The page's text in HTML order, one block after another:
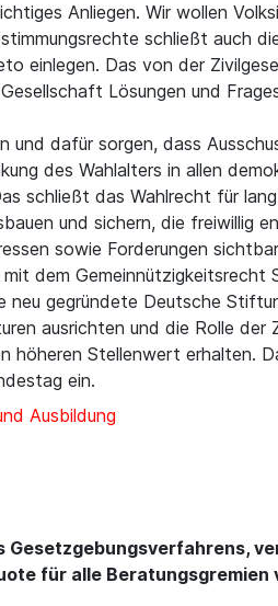
Anliegen. Wir wollen
schließt auch
einlegen. Das von der
Lösungen und
dafür sorgen, dass
des Wahlalters in allen
schließt das Wahlrecht für
und sichern, die freiwillig
sowie Forderungen
dem Gemeinnützigkeitsrecht
gegründete Deutsche
ausrichten und die Rolle der
höheren Stellenwert erhalten.
ein.
Ausbildung
für alle Beratungsgremien